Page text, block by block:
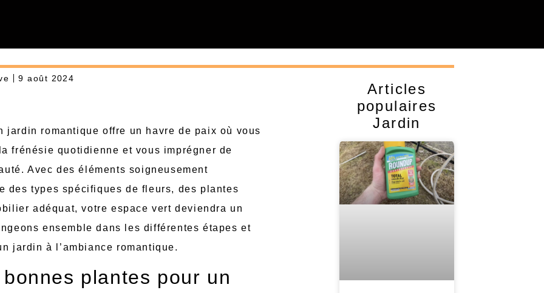
9 août 2024
jardin romantique offre un havre de paix où vous
frénésie quotidienne et vous imprégner de
Avec des éléments soigneusement
des types spécifiques de fleurs, des plantes
adéquat, votre espace vert deviendra un
ensemble dans les différentes étapes et
jardin à l’ambiance romantique.
plantes pour un
Articles
populaires
Jardin